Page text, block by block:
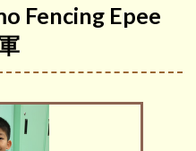
Fencing Epee